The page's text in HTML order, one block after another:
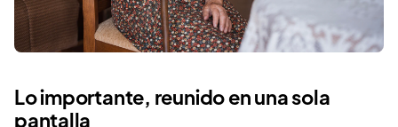
Lo importante, reunido en una sola
pantalla